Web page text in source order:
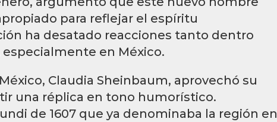
para reflejar el espíritu
ha desatado reacciones tanto dentro
en México.
Claudia Sheinbaum, aprovechó su
una réplica en tono humorístico.
de 1607 que ya denominaba la región en